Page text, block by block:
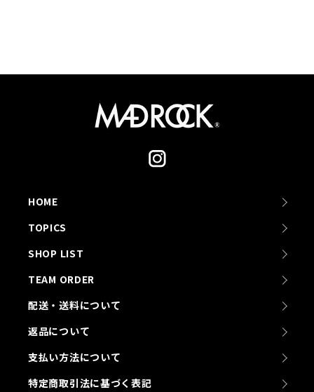
HOME
TOPICS
SHOP LIST
TEAM ORDER
配送・送料について
返品について
支払い方法について
特定商取引法に基づく表記